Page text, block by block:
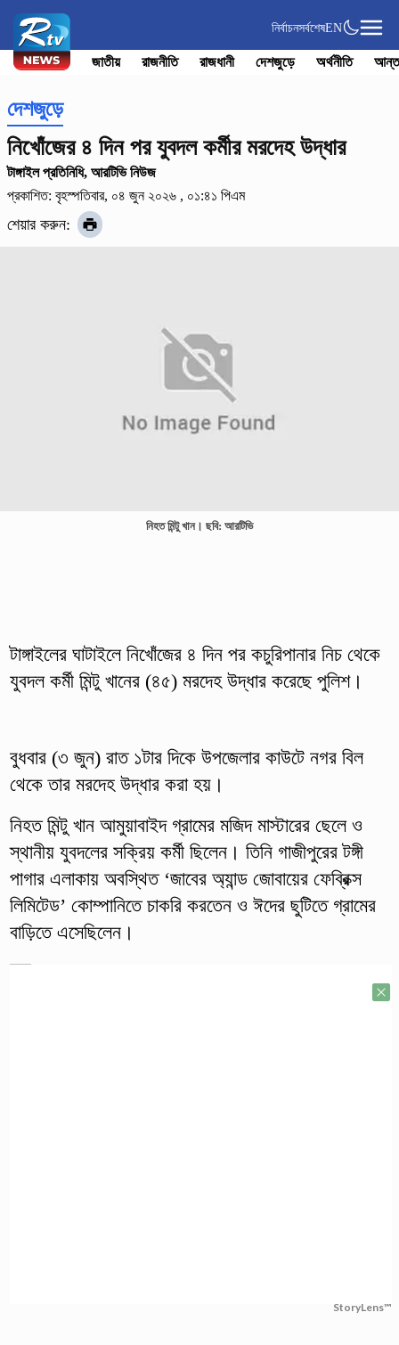
নির্বাচনসর্বশেষEN
জাতীয় রাজনীতি রাজধানী দেশজুড়ে অর্থনীতি
দেশজুড়ে
নিখোঁজের ৪ দিন পর যুবদল কর্মীর মরদেহ উদ্ধার
টাঙ্গাইল প্রতিনিধি, আরটিভি নিউজ
প্রকাশিত: বৃহস্পতিবার, ০৪ জুন ২০২৬ , ০১:৪১ পিএম
শেয়ার করুন:
নিহত মিন্টু খান। ছবি: আরটিভি
টাঙ্গাইলের ঘাটাইলে নিখোঁজের ৪ দিন পর কচুরিপানার নিচ থেকে
যুবদল কর্মী মিন্টু খানের (৪৫) মরদেহ উদ্ধার করেছে পুলিশ।
বুধবার (৩ জুন) রাত ১টার দিকে উপজেলার কাউটে নগর বিল
থেকে তার মরদেহ উদ্ধার করা হয়।
নিহত মিন্টু খান আমুয়াবাইদ গ্রামের মজিদ মাস্টারের ছেলে ও
স্থানীয় যুবদলের সক্রিয় কর্মী ছিলেন। তিনি গাজীপুরের টঙ্গী
পাগার এলাকায় অবস্থিত ‘জাবের অ্যান্ড জোবায়ের ফেব্রিক্স
লিমিটেড’ কোম্পানিতে চাকরি করতেন ও ঈদের ছুটিতে গ্রামের
বাড়িতে এসেছিলেন।
StoryLens™